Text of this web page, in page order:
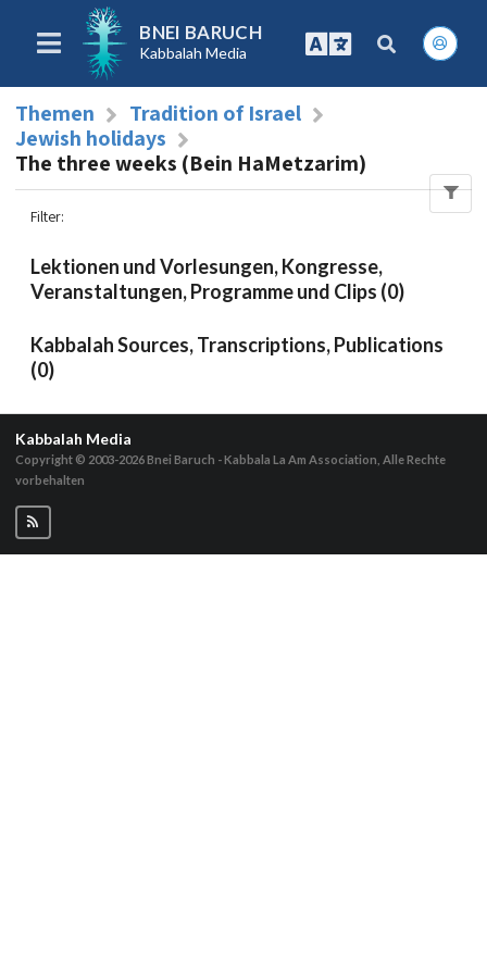
BNEI BARUCH
Kabbalah Media
Themen
Tradition of Israel
Jewish holidays
The three weeks (Bein HaMetzarim)
Filter:
Lektionen und Vorlesungen, Kongresse,
Veranstaltungen, Programme und Clips (0)
Kabbalah Sources, Transcriptions, Publications
(0)
Kabbalah Media
Copyright © 2003-2026Bnei Baruch - Kabbala La Am Association, Alle Rechte
vorbehalten